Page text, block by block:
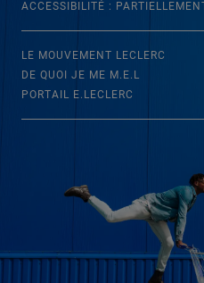
ACCESSIBILITÉ :
LE MOUVEMENT LECLERC
DE QUOI JE ME M.E.L
PORTAIL E.LECLERC